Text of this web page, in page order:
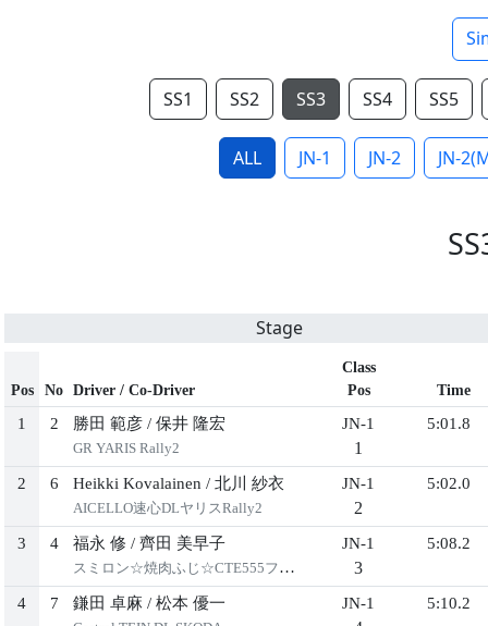
SS1 SS2 SS3 SS4 SS5
ALL JN-1 JN-2 JN-
Stage
Pos No Driver / Co-Driver
Class
Pos
Time
1 2 勝⽥ 範彦 / 保井 隆宏
GR YARIS Rally2
JN-1
1
5:01.8
2 6 Heikki Kovalainen / 北川 紗⾐
AICELLO速⼼DLヤリスRally2
JN-1
2
5:02.0
3 4 福永 修 / ⿑⽥ 美早⼦
スミロン☆焼⾁ふじ☆CTE555ファビア
JN-1
3
5:08.2
4 7 鎌⽥ 卓⿇ / 松本 優⼀ JN-1 5:10.2